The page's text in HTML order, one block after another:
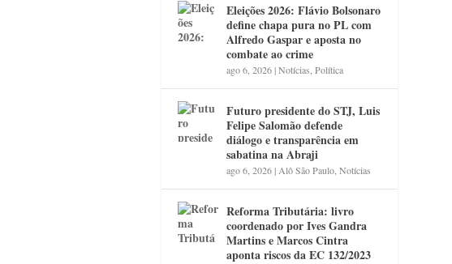
Eleições 2026: Flávio Bolsonaro
define chapa pura no PL com
Alfredo Gaspar e aposta no
combate ao crime
ago 6, 2026|Notícias ,Política
Futuro presidente do STJ, Luis
Felipe Salomão defende
diálogo e transparência em
sabatina na Abraji
ago 6, 2026| Alô São Paulo ,Notícias
Reforma Tributária: livro
coordenado por Ives Gandra
Martins e Marcos Cintra
aponta riscos da EC 132/2023